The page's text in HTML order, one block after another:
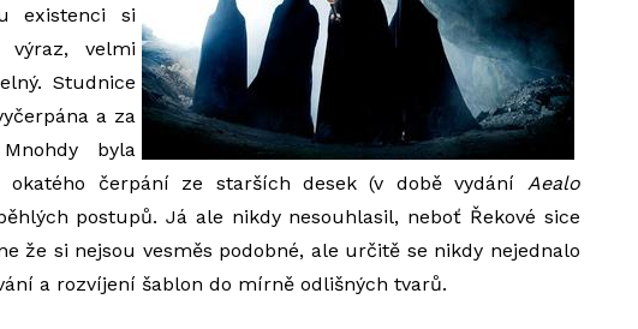
existenci si
výraz, velmi
Studnice
a za
byla
čerpání ze starších desek (v době vydání Aealo
postupů. Já ale nikdy nesouhlasil, neboť Řekové sice
že si nejsou vesměs podobné, ale určitě se nikdy nejednalo
a rozvíjení šablon do mírně odlišných tvarů.